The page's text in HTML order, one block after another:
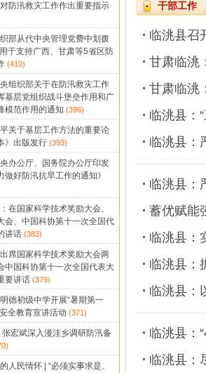
防汛救灾工作作出重要指示
部从代中央管理党费中划拨
于支持广西、甘肃等5省区防
(410)
组织部关于在防汛救灾工作
基层党组织战斗堡垒作用和广
模范作用的通知 (396)
平关于基层工作方法的重要论
》出版发行 (393)
办公厅、国务院办公厅印发
做好防汛抗旱工作的通知》
在国家科学技术奖励大会、
会、中国科协第十一次全国代
讲话 (383)
席国家科学技术奖励大会两
中国科协第十一次全国代表大
要讲话 (379)
德初级中学开展“暑期第一
全教育宣讲活动 (371)
张宏斌深入漫洼乡调研防汛备
人民情怀 | “必须实事求是、
干部工作
临洮县召
甘肃临洮
甘肃临洮
临洮县：
临洮县：
临洮县：
蓄优赋能
临洮县：
临洮县：
临洮县：
临洮县：
临洮县：